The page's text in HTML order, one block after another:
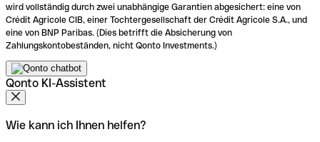
wird vollständig durch zwei unabhängige Garantien abgesichert: eine von
Crédit Agricole CIB, einer Tochtergesellschaft der Crédit Agricole S.A., und
eine von BNP Paribas. (Dies betrifft die Absicherung von
Zahlungskontobeständen, nicht Qonto Investments.)
Qonto KI-Assistent
Wie kann ich Ihnen helfen?